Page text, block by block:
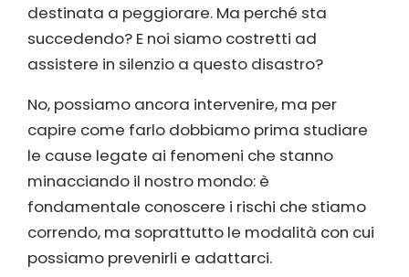
destinata a peggiorare. Ma perché sta
succedendo? E noi siamo costretti ad
assistere in silenzio a questo disastro?
No, possiamo ancora intervenire, ma per
capire come farlo dobbiamo prima studiare
le cause legate ai fenomeni che stanno
minacciando il nostro mondo: è
fondamentale conoscere i rischi che stiamo
correndo, ma soprattutto le modalità con cui
possiamo prevenirli e adattarci.